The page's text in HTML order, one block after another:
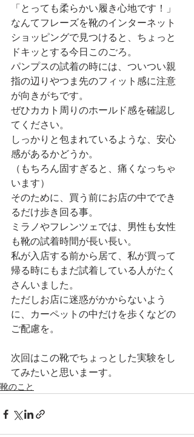
「とっても柔らかい履き心地です！」
なんてフレーズを靴のインターネット
ショッピングで見つけると、ちょっと
ドキッとする今日このごろ。
パンプスの試着の時には、ついつい親
指の辺りやつま先のフィット感に注意
が向きがちです。
ぜひカカト周りのホールド感を確認し
てください。
しっかりと包まれているような、安心
感があるかどうか。
（もちろん固すぎると、痛くなっちゃ
います）
そのために、買う前にお店の中ででき
るだけ歩き回る事。
ミラノやフレンツェでは、男性も女性
も靴の試着時間が長い長い。
私が入店する前から居て、私が買って
帰る時にもまだ試着している人がたく
さんいました。
ただしお店に迷惑がかからないよう
に、カーペットの中だけを歩くなどの
ご配慮を。
次回はこの靴でちょっとした実験をし
てみたいと思いまーす。
靴のこと